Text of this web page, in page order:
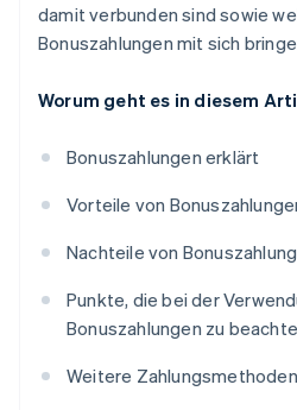
damit verbunden sind sowie
Bonuszahlungen mit sich
Worum geht es in diesem
Bonuszahlungen erklärt
Vorteile von
Nachteile von
Punkte, die bei der
Bonuszahlungen zu
Weitere